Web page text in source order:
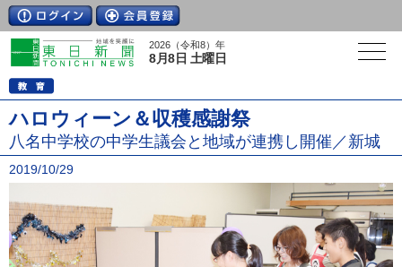
2026（令和8）年
8月8日 土曜日
ハロウィーン＆収穫感謝祭
八名中学校の中学生議会と地域が連携し開催／新城
2019/10/29